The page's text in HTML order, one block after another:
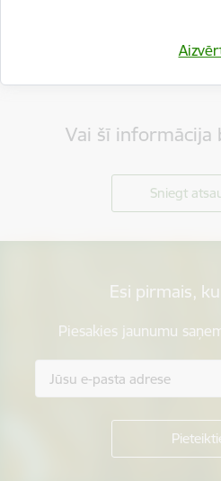
Vai šī informācija
Sniegt
Esi pirmais,
Piesakies jaunumu